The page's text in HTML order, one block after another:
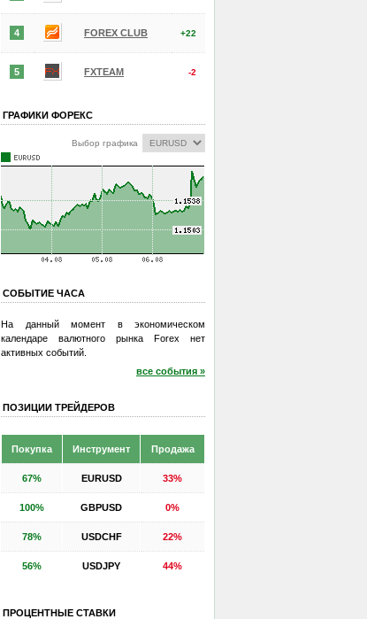
4 FOREX CLUB +22
5 FXTEAM -2
ГРАФИКИ ФОРЕКС
Выбор графика
СОБЫТИЕ ЧАСА
На данный момент в экономическом
календаре валютного рынка Forex нет
активных событий.
все события »
ПОЗИЦИИ ТРЕЙДЕРОВ
Покупка Инструмент Продажа
67% EURUSD 33%
100% GBPUSD 0%
78% USDCHF 22%
56% USDJPY 44%
ПРОЦЕНТНЫЕ СТАВКИ